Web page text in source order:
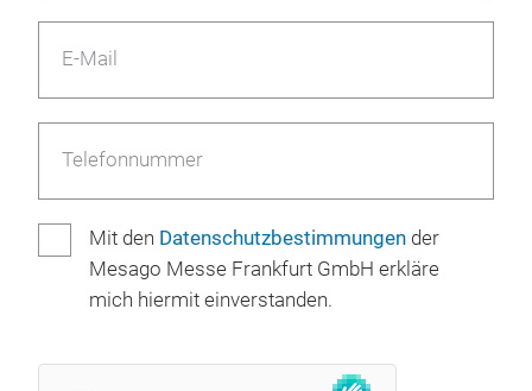
E-Mail
Telefonnummer
Mit den Datenschutzbestimmungen der
Mesago Messe Frankfurt GmbH erkläre
mich hiermit einverstanden.